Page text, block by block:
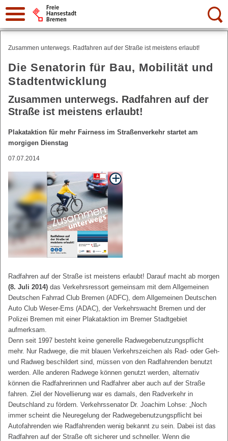
Suche:
Zusammen unterwegs. Radfahren auf der Straße ist meistens erlaubt!
Die Senatorin für Bau, Mobilität und
Stadtentwicklung
Zusammen unterwegs. Radfahren auf der
Straße ist meistens erlaubt!
Plakataktion für mehr Fairness im Straßenverkehr startet am
morgigen Dienstag
07.07.2014
Radfahren auf der Straße ist meistens erlaubt! Darauf macht ab morgen
(8. Juli 2014) das Verkehrsressort gemeinsam mit dem Allgemeinen
Deutschen Fahrrad Club Bremen (ADFC), dem Allgemeinen Deutschen
Auto Club Weser-Ems (ADAC), der Verkehrswacht Bremen und der
Polizei Bremen mit einer Plakataktion im Bremer Stadtgebiet
aufmerksam.
Denn seit 1997 besteht keine generelle Radwegebenutzungspflicht
mehr. Nur Radwege, die mit blauen Verkehrszeichen als Rad- oder Geh-
und Radweg beschildert sind, müssen von den Radfahrenden benutzt
werden. Alle anderen Radwege können genutzt werden, alternativ
können die Radfahrerinnen und Radfahrer aber auch auf der Straße
fahren. Ziel der Novellierung war es damals, den Radverkehr in
Deutschland zu fördern. Verkehrssenator Dr. Joachim Lohse: „Noch
immer scheint die Neuregelung der Radwegebenutzungspflicht bei
Autofahrenden wie Radfahrenden wenig bekannt zu sein. Dabei ist das
Radfahren auf der Straße oft sicherer und schneller. Wenn die